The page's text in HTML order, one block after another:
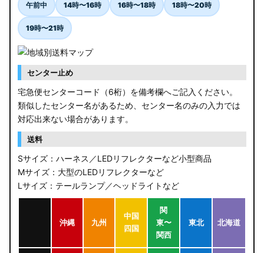
午前中 14時〜16時 16時〜18時 18時〜20時
19時〜21時
センター止め
宅急便センターコード（6桁）を備考欄へご記入ください。
類似したセンター名があるため、センター名のみの入力では
対応出来ない場合があります。
送料
Sサイズ：ハーネス／LEDリフレクターなど小型商品
Mサイズ：大型のLEDリフレクターなど
Lサイズ：テールランプ／ヘッドライトなど
沖縄 九州
中国
四国
関
東〜
関西
東北 北海道